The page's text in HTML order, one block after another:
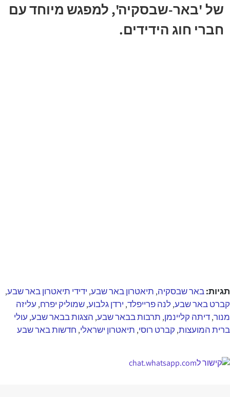
של 'באר-שבסקיה', למפגש מיוחד עם
חברי חוג הידידים.
תגיות:באר שבסקיה, תיאטרון באר שבע, ידידי תיאטרון באר שבע,
קברט באר שבע,לנה פרייפלד, ירדן גלבוע,שמוליק יפרח, עליזה
מנור,דיתה קליינמן, תרבות בבאר שבע, הצגות בבאר שבע, עולי
ברית המועצות, קברט רוסי, תיאטרון ישראלי, חדשות באר שבע